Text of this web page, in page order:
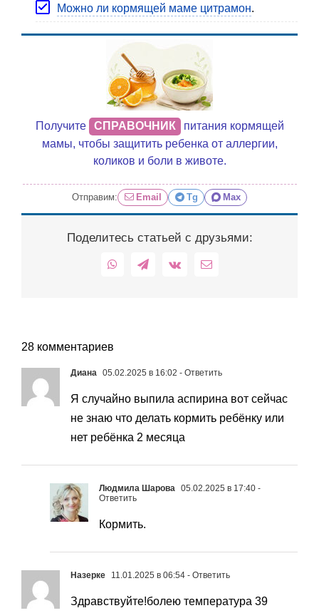
Можно ли кормящей маме цитрамон.
Получите СПРАВОЧНИК
питания кормящей
мамы, чтобы защитить ребенка от аллергии,
коликов и боли в животе.
Отправим: Email Tg Max
Поделитесь статьей с друзьями:
WhatsAppTelegram
Vk Email
28 комментариев
Диана 05.02.2025 в 16:02 - Ответить
Я случайно выпила аспирина вот сейчас
не знаю что делать кормить ребёнку или
нет ребёнка 2 месяца
Людмила Шарова 05.02.2025 в 17:40 -
Ответить
Кормить.
Назерке 11.01.2025 в 06:54 - Ответить
Здравствуйте!болею температура 39